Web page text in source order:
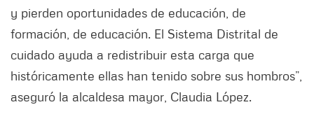
y pierden oportunidades de educación, de
formación, de educación. El Sistema Distrital de
cuidado ayuda a redistribuir esta carga que
históricamente ellas han tenido sobre sus hombros”,
aseguró la alcaldesa mayor, Claudia López.